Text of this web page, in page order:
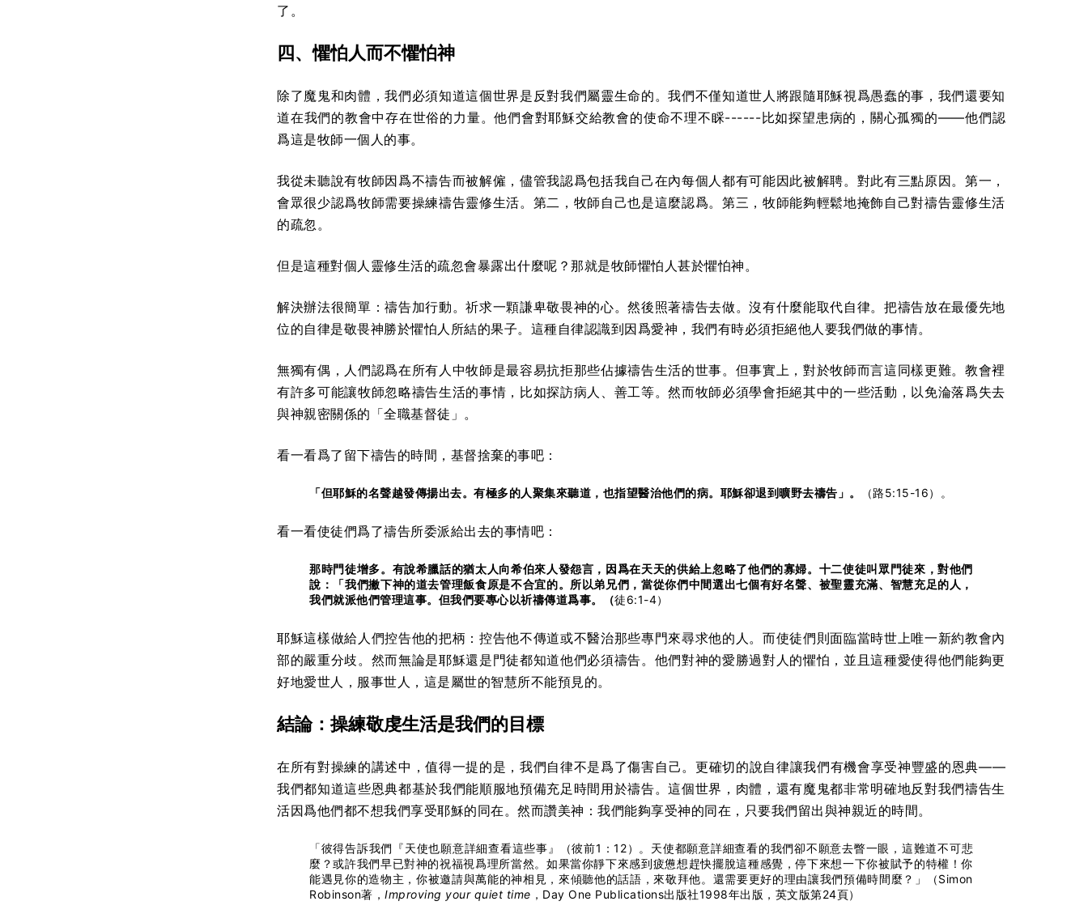
了。
四、懼怕人而不懼怕神
除了魔鬼和肉體，我們必須知道這個世界是反對我們屬靈生命的。我們不僅知道世人將跟隨耶穌視爲愚蠢的事，我們還要知
道在我們的教會中存在世俗的力量。他們會對耶穌交給教會的使命不理不睬------比如探望患病的，關心孤獨的——他們認
爲這是牧師一個人的事。
我從未聽說有牧師因爲不禱告而被解僱，儘管我認爲包括我自己在內每個人都有可能因此被解聘。對此有三點原因。第一，
會眾很少認爲牧師需要操練禱告靈修生活。第二，牧師自己也是這麼認爲。第三，牧師能夠輕鬆地掩飾自己對禱告靈修生活
的疏忽。
但是這種對個人靈修生活的疏忽會暴露出什麼呢？那就是牧師懼怕人甚於懼怕神。
解決辦法很簡單：禱告加行動。祈求一顆謙卑敬畏神的心。然後照著禱告去做。沒有什麼能取代自律。把禱告放在最優先地
位的自律是敬畏神勝於懼怕人所結的果子。這種自律認識到因爲愛神，我們有時必須拒絕他人要我們做的事情。
無獨有偶，人們認爲在所有人中牧師是最容易抗拒那些佔據禱告生活的世事。但事實上，對於牧師而言這同樣更難。教會裡
有許多可能讓牧師忽略禱告生活的事情，比如探訪病人、善工等。然而牧師必須學會拒絕其中的一些活動，以免淪落爲失去
與神親密關係的「全職基督徒」。
看一看爲了留下禱告的時間，基督捨棄的事吧：
「但耶穌的名聲越發傳揚出去。有極多的人聚集來聽道，也指望醫治他們的病。耶穌卻退到曠野去禱告」。 （路5:15-16）。
看一看使徒們爲了禱告所委派給出去的事情吧：
那時門徒增多。有說希臘話的猶太人向希伯來人發怨言，因爲在天天的供給上忽略了他們的寡婦。十二使徒叫眾門徒來，對他們
說：「我們撇下神的道去管理飯食原是不合宜的。所以弟兄們，當從你們中間選出七個有好名聲、被聖靈充滿、智慧充足的人，
我們就派他們管理這事。但我們要專心以祈禱傳道爲事。（徒6:1-4）
耶穌這樣做給人們控告他的把柄：控告他不傳道或不醫治那些專門來尋求他的人。而使徒們則面臨當時世上唯一新約教會內
部的嚴重分歧。然而無論是耶穌還是門徒都知道他們必須禱告。他們對神的愛勝過對人的懼怕，並且這種愛使得他們能夠更
好地愛世人，服事世人，這是屬世的智慧所不能預見的。
結論：操練敬虔生活是我們的目標
在所有對操練的講述中，值得一提的是，我們自律不是爲了傷害自己。更確切的說自律讓我們有機會享受神豐盛的恩典——
我們都知道這些恩典都基於我們能順服地預備充足時間用於禱告。這個世界，肉體，還有魔鬼都非常明確地反對我們禱告生
活因爲他們都不想我們享受耶穌的同在。然而讚美神：我們能夠享受神的同在，只要我們留出與神親近的時間。
「彼得告訴我們『天使也願意詳細查看這些事』（彼前1：12）。天使都願意詳細查看的我們卻不願意去瞥一眼，這難道不可悲
麼？或許我們早已對神的祝福視爲理所當然。如果當你靜下來感到疲憊想趕快擺脫這種感覺，停下來想一下你被賦予的特權！你
能遇見你的造物主，你被邀請與萬能的神相見，來傾聽他的話語，來敬拜他。還需要更好的理由讓我們預備時間麼？」（Simon
Robinson著， Improving your quiet time ，Day One Publications出版社1998年出版，英文版第24頁）